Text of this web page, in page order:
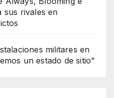
sus rivales en
militares en
un estado de sitio”